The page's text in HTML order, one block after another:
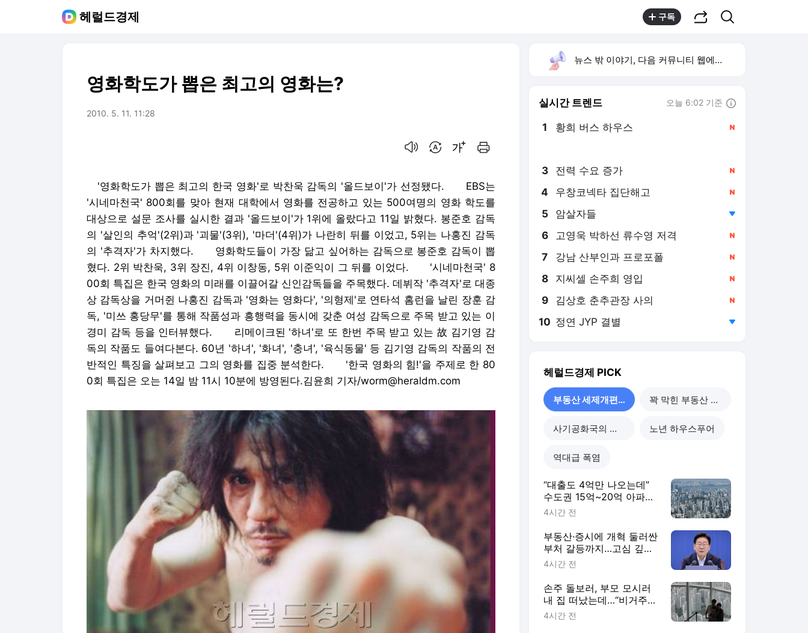
헤럴드경제 구독
영화학도가 뽑은 최고의 영화는?
2010. 5. 11. 11:28
'영화학도가 뽑은 최고의 한국 영화'로 박찬욱 감독의 '올드보이'가 선정됐다. EBS는
'시네마천국' 800회를 맞아 현재 대학에서 영화를 전공하고 있는 500여명의 영화 학도를
대상으로 설문 조사를 실시한 결과 '올드보이'가 1위에 올랐다고 11일 밝혔다. 봉준호 감독
의 '살인의 추억'(2위)과 '괴물'(3위), '마더'(4위)가 나란히 뒤를 이었고, 5위는 나홍진 감독
의 '추격자'가 차지했다. 영화학도들이 가장 닮고 싶어하는 감독으로 봉준호 감독이 뽑
혔다. 2위 박찬욱, 3위 장진, 4위 이창동, 5위 이준익이 그 뒤를 이었다. '시네마천국' 8
00회 특집은 한국 영화의 미래를 이끌어갈 신인감독들을 주목했다. 데뷔작 '추격자'로 대종
상 감독상을 거머쥔 나홍진 감독과 '영화는 영화다', '의형제'로 연타석 홈런을 날린 장훈 감
독, '미쓰 홍당무'를 통해 작품성과 흥행력을 동시에 갖춘 여성 감독으로 주목 받고 있는 이
경미 감독 등을 인터뷰했다. 리메이크된 '하녀'로 또 한번 주목 받고 있는 故 김기영 감
독의 작품도 들여다본다. 60년 '하녀', '화녀', '충녀', '육식동물' 등 김기영 감독의 작품의 전
반적인 특징을 살펴보고 그의 영화를 집중 분석한다. '한국 영화의 힘!'을 주제로 한 80
0회 특집은 오는 14일 밤 11시 10분에 방영된다.김윤희 기자/worm@heraldm.com
뉴스 밖 이야기, 다음 커뮤니티 웹에서 보기
실시간 트렌드 오늘 6:02 기준
1 황희 버스 하우스
3 전력 수요 증가
4 우창코넥타 집단해고
5 암살자들
6 고영욱 박하선 류수영 저격
7 강남 산부인과 프로포폴
8 지씨셀 손주희 영입
9 김상호 춘추관장 사의
10 정연 JYP 결별
헤럴드경제 PICK
부동산 세제개편 후폭풍 꽉 막힌 부동산 공급
사기공화국의 민낯 노년 하우스푸어
역대급 폭염
“대출도 4억만 나오는데”
수도권 15억~20억 아파트,
54%가 신고가에 팔렸다
4시간 전
부동산·증시에 개혁 둘러싼
부처 갈등까지…고심 깊은
靑 [이런정치]
4시간 전
손주 돌보러, 부모 모시러
내 집 떠났는데…“비거주
예외 확대해야”
4시간 전